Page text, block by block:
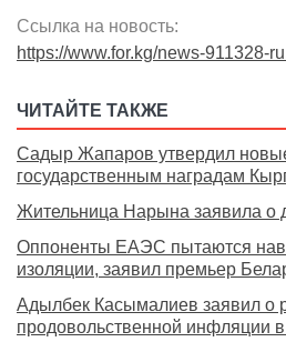
Ссылка на новость:
https://www.for.kg/news-911328-
ЧИТАЙТЕ ТАКЖЕ
Садыр Жапаров утвердил
государственным наградам
Жительница Нарына заявила о
Оппоненты ЕАЭС пытаются
изоляции, заявил премьер
Адылбек Касымалиев заявил о
продовольственной инфляции